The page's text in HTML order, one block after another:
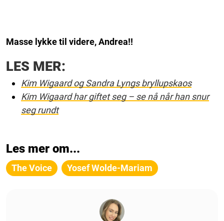
Masse lykke til videre, Andrea!!
LES MER:
Kim Wigaard og Sandra Lyngs bryllupskaos
Kim Wigaard har giftet seg – se nå når han snur
seg rundt
Les mer om...
The Voice Yosef Wolde-Mariam